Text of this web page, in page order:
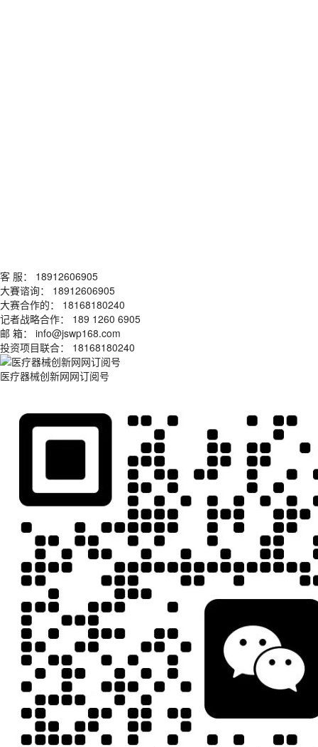
客 服： 18912606905
大賽谘询： 18912606905
大赛合作的： 18168180240
记者战略合作： 189 1260 6905
邮 箱： info@jswp168.com
投资项目联合： 18168180240
医疗器械创新网网订阅号